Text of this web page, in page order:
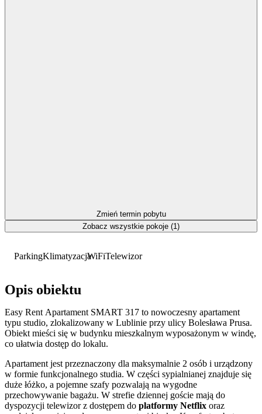
ParkingKlimatyzacjaWiFiTelewizor
Opis obiektu
Easy Rent Apartament SMART 317 to nowoczesny apartament
typu studio, zlokalizowany w Lublinie przy ulicy Bolesława Prusa.
Obiekt mieści się w budynku mieszkalnym wyposażonym w windę,
co ułatwia dostęp do lokalu.
Apartament jest przeznaczony dla maksymalnie 2 osób i urządzony
w formie funkcjonalnego studia. W części sypialnianej znajduje się
duże łóżko, a pojemne szafy pozwalają na wygodne
przechowywanie bagażu. W strefie dziennej goście mają do
dyspozycji telewizor z dostępem do platformy Netflix oraz
Zmień termin pobytu
Zobacz wszystkie pokoje (1)